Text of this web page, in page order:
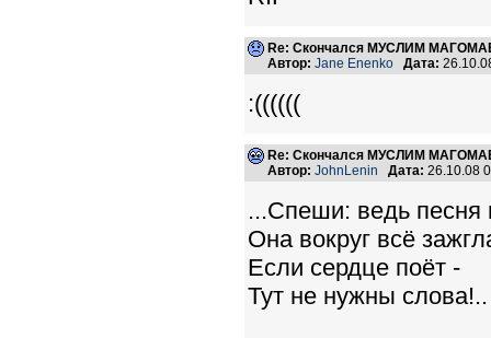
Re: Скончался МУСЛИМ
Автор: Jane Enenko Дата:
:((((((
Re: Скончался МУСЛИМ
Автор: JohnLenin Дата: 26.10.08
...Спеши: ведь песня
Она вокруг всё
Если сердце поёт -
Тут не нужны слова!..